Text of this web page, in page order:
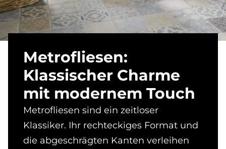
Me­tro­f­lie­sen:
Klas­si­scher Charme
mit mo­der­nem Touch
Metrofliesen sind ein zeitloser
Klassiker. Ihr rechteckiges Format und
die abgeschrägten Kanten verleihen